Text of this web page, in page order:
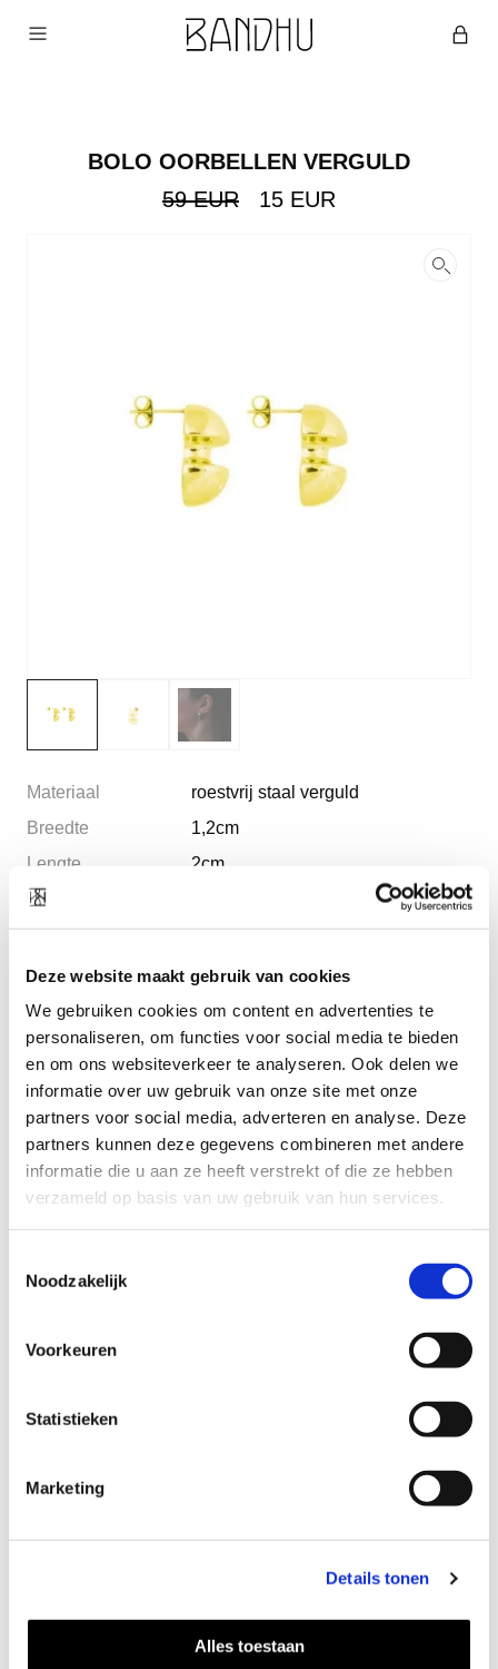
Deze website maakt gebruik van cookies
We gebruiken cookies om content en advertenties te
personaliseren, om functies voor social media te bieden
en om ons websiteverkeer te analyseren. Ook delen we
informatie over uw gebruik van onze site met onze
partners voor social media, adverteren en analyse. Deze
partners kunnen deze gegevens combineren met andere
informatie die u aan ze heeft verstrekt of die ze hebben
verzameld op basis van uw gebruik van hun services.
Noodzakelijk
Voorkeuren
Statistieken
Marketing
Details tonen
Alles toestaan
BOLO OORBELLEN VERGULD
59EUR
Original
15 EUR
Materiaal
roestvrij staal verguld
Breedte
1,2cm
Lengte
2cm
Vorm
rondvormige oorstiften met platte
geleverd per paar
Op voorraad
IN WINKELMANDJE
Combineer met